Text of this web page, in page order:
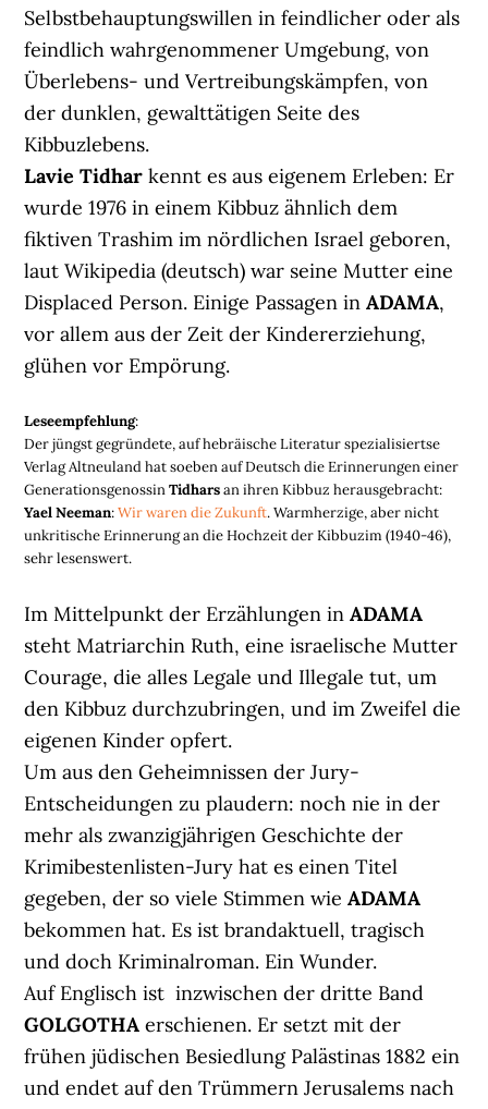
Selbstbehauptungswillen in feindlicher oder als
feindlich wahrgenommener Umgebung, von
Überlebens- und Vertreibungskämpfen, von
der dunklen, gewalttätigen Seite des
Kibbuzlebens.
Lavie Tidharkennt es aus eigenem Erleben: Er
wurde 1976 in einem Kibbuz ähnlich dem
fiktiven Trashim im nördlichen Israel geboren,
laut Wikipedia (deutsch) war seine Mutter eine
Displaced Person. Einige Passagen inADAMA,
vor allem aus der Zeit der Kindererziehung,
glühen vor Empörung.
Leseempfehlung:
Der jüngst gegründete, auf hebräische Literatur spezialisiertse
Verlag Altneuland hat soeben auf Deutsch die Erinnerungen einer
GenerationsgenossinTidharsan ihren Kibbuz herausgebracht:
Yael Neeman:Wir waren die Zukunft. Warmherzige, aber nicht
unkritische Erinnerung an die Hochzeit der Kibbuzim (1940-46),
sehr lesenswert.
Im Mittelpunkt der Erzählungen inADAMA
steht Matriarchin Ruth, eine israelische Mutter
Courage, die alles Legale und Illegale tut, um
den Kibbuz durchzubringen, und im Zweifel die
eigenen Kinder opfert.
Um aus den Geheimnissen der Jury-
Entscheidungen zu plaudern: noch nie in der
mehr als zwanzigjährigen Geschichte der
Krimibestenlisten-Jury hat es einen Titel
gegeben, der so viele Stimmen wieADAMA
bekommen hat. Es ist brandaktuell, tragisch
und doch Kriminalroman. Ein Wunder.
Auf Englisch ist inzwischen der dritte Band
GOLGOTHA erschienen. Er setzt mit der
frühen jüdischen Besiedlung Palästinas 1882 ein
und endet auf den Trümmern Jerusalems nach